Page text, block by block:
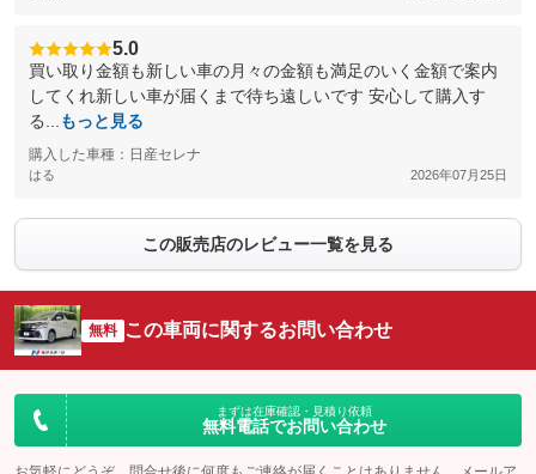
5.0
買い取り金額も新しい車の月々の金額も満足のいく金額で案内
してくれ新しい車が届くまで待ち遠しいです 安心して購入す
る...
もっと見る
購入した車種：日産セレナ
はる 2026年07月25日
この販売店のレビュー一覧を見る
無料 この車両に関するお問い合わせ
まずは在庫確認・見積り依頼
無料電話でお問い合わせ